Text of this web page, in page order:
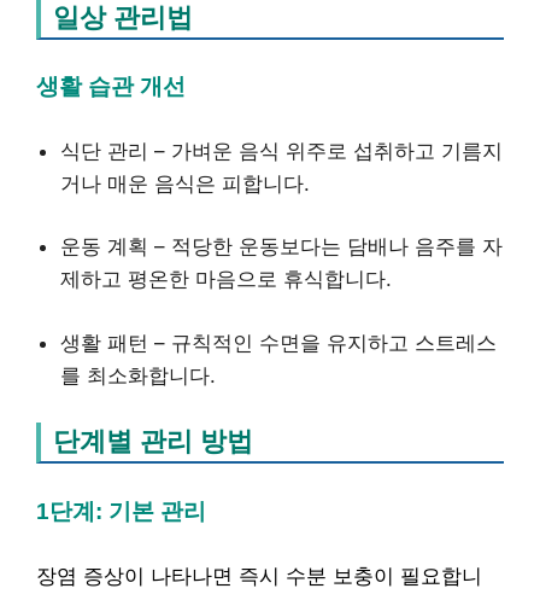
일상 관리법
생활 습관 개선
식단 관리 – 가벼운 음식 위주로 섭취하고 기름지
거나 매운 음식은 피합니다.
운동 계획 – 적당한 운동보다는 담배나 음주를 자
제하고 평온한 마음으로 휴식합니다.
생활 패턴 – 규칙적인 수면을 유지하고 스트레스
를 최소화합니다.
단계별 관리 방법
1단계: 기본 관리
장염 증상이 나타나면 즉시 수분 보충이 필요합니